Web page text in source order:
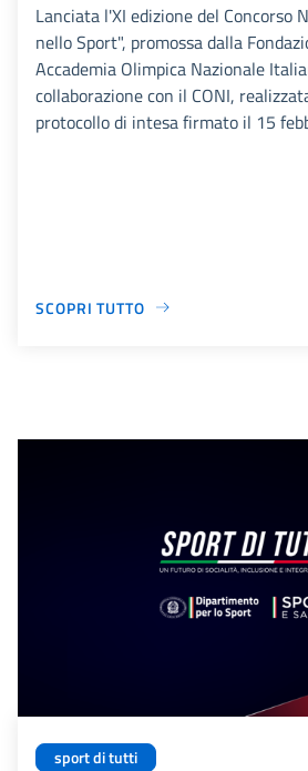
Lanciata l'XI edizione del Concorso
nello Sport", promossa dalla
Accademia Olimpica Nazionale
collaborazione con il CONI,
protocollo di intesa firmato il 15
SCOPRI TUTTO
sport di tutti